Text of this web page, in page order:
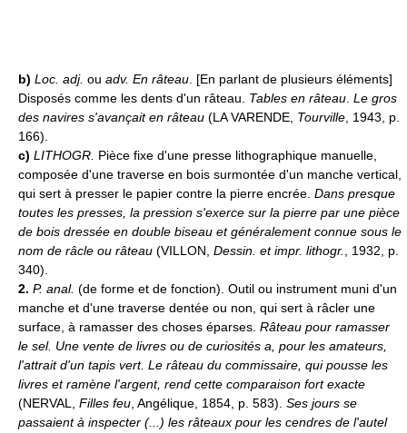
b) Loc. adj. ou adv. En râteau. [En parlant de plusieurs éléments]
Disposés comme les dents d'un râteau. Tables en râteau. Le gros
des navires s'avançait en râteau (LA VARENDE, Tourville, 1943, p.
166).
c) LITHOGR. Pièce fixe d'une presse lithographique manuelle,
composée d'une traverse en bois surmontée d'un manche vertical,
qui sert à presser le papier contre la pierre encrée. Dans presque
toutes les presses, la pression s'exerce sur la pierre par une pièce
de bois dressée en double biseau et généralement connue sous le
nom de râcle ou râteau (VILLON, Dessin. et impr. lithogr., 1932, p.
340).
2. P. anal. (de forme et de fonction). Outil ou instrument muni d'un
manche et d'une traverse dentée ou non, qui sert à râcler une
surface, à ramasser des choses éparses. Râteau pour ramasser
le sel. Une vente de livres ou de curiosités a, pour les amateurs,
l'attrait d'un tapis vert. Le râteau du commissaire, qui pousse les
livres et ramène l'argent, rend cette comparaison fort exacte
(NERVAL, Filles feu, Angélique, 1854, p. 583). Ses jours se
passaient à inspecter (...) les râteaux pour les cendres de l'autel